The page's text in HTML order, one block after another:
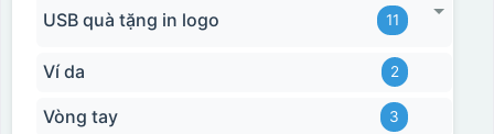
USB quà tặng in logo 11
Ví da 2
Vòng tay 3